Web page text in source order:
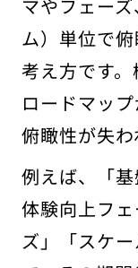
マやフェー
ム）単位で
考え方です。
ロードマッ
俯瞰性が失わ
例えば、「
体験向上フ
ズ」「スケ